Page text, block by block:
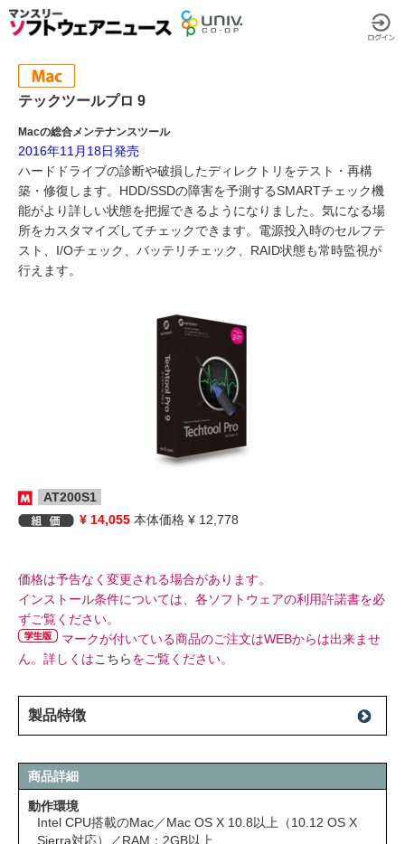
テックツールプロ 9
Macの総合メンテナンスツール
2016年11月18日発売
ハードドライブの診断や破損したディレクトリをテスト・再構
築・修復します。HDD/SSDの障害を予測するSMARTチェック機
能がより詳しい状態を把握できるようになりました。気になる場
所をカスタマイズしてチェックできます。電源投入時のセルフテ
スト、I/Oチェック、バッテリチェック、RAID状態も常時監視が
行えます。
AT200S1
¥ 14,055 本体価格 ¥ 12,778
価格は予告なく変更される場合があります。
インストール条件については、各ソフトウェアの利用許諾書を必
ずご覧ください。
マークが付いている商品のご注文はWEBからは出来ませ
ん。詳しくはこちらをご覧ください。
製品特徴
商品詳細
動作環境
Intel CPU搭載のMac／Mac OS X 10.8以上（10.12 OS X
Sierra対応）／RAM：2GB以上